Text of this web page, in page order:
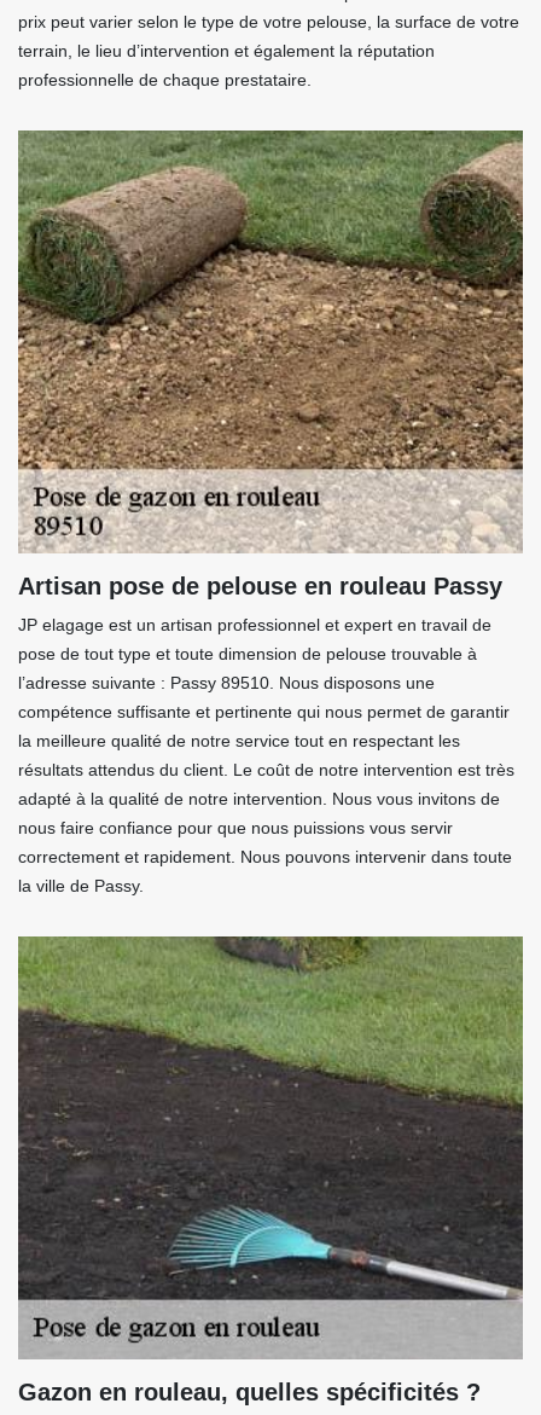
prix peut varier selon le type de votre pelouse, la surface de votre
terrain, le lieu d’intervention et également la réputation
professionnelle de chaque prestataire.
Artisan pose de pelouse en rouleau Passy
JP elagage est un artisan professionnel et expert en travail de
pose de tout type et toute dimension de pelouse trouvable à
l’adresse suivante : Passy 89510. Nous disposons une
compétence suffisante et pertinente qui nous permet de garantir
la meilleure qualité de notre service tout en respectant les
résultats attendus du client. Le coût de notre intervention est très
adapté à la qualité de notre intervention. Nous vous invitons de
nous faire confiance pour que nous puissions vous servir
correctement et rapidement. Nous pouvons intervenir dans toute
la ville de Passy.
Gazon en rouleau, quelles spécificités ?